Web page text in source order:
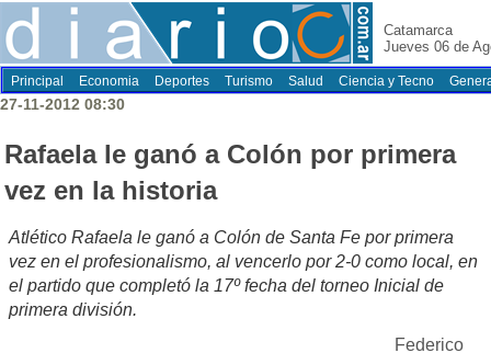
Catamarca
Jueves 06 de
Principal Economia Deportes Turismo Salud Ciencia y Tecno
27-11-2012 08:30
Rafaela le ganó a Colón por primera
vez en la historia
Atlético Rafaela le ganó a Colón de Santa Fe por primera
vez en el profesionalismo, al vencerlo por 2-0 como local, en
el partido que completó la 17º fecha del torneo Inicial de
primera división.
Federico